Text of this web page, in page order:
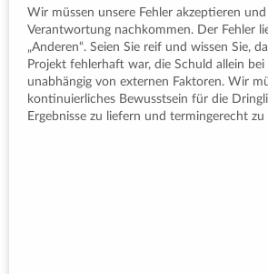
Wir müssen unsere Fehler akzeptieren
Verantwortung nachkommen. Der Fehler
„Anderen“. Seien Sie reif und wissen Sie,
Projekt fehlerhaft war, die Schuld allein bei
unabhängig von externen Faktoren. Wir
kontinuierliches Bewusstsein für die
Ergebnisse zu liefern und termingerecht zu